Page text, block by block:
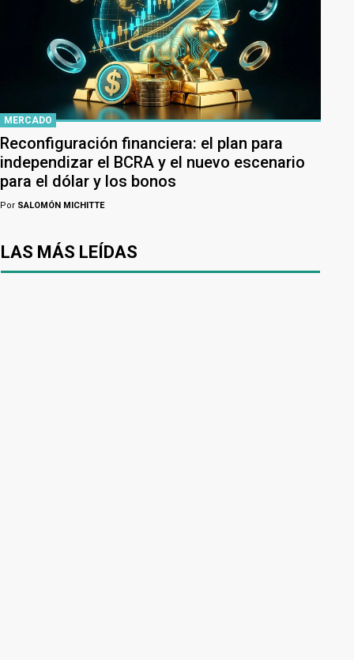
MERCADO
Reconfiguración financiera: el plan para
independizar el BCRA y el nuevo escenario
para el dólar y los bonos
Por SALOMÓN MICHITTE
LAS MÁS LEÍDAS